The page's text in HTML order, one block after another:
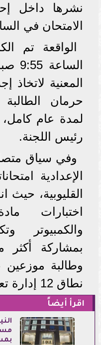
نشرها داخل
الامتحان في
الواقعة تم
المعنية
حرمان الطالبة
لمدة عام كامل،
رئيس اللجنة.
وفي سياق
الإعدادية
القليوبية،
اختبارات
والكمبيوتر
نطاق 12 إدارة تعليمية.
اقرأ أيضاً